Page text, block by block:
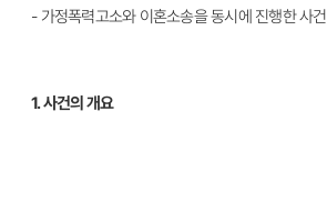
- 가정폭력고소와 이혼소송을 동시에 진행한 사건
1. 사건의 개요